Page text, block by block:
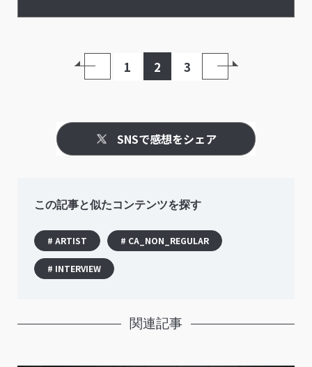
1 2 3
SNSで感想をシェア
この記事と似たコンテンツを探す
# ARTIST # CA_NON_REGULAR
# INTERVIEW
関連記事